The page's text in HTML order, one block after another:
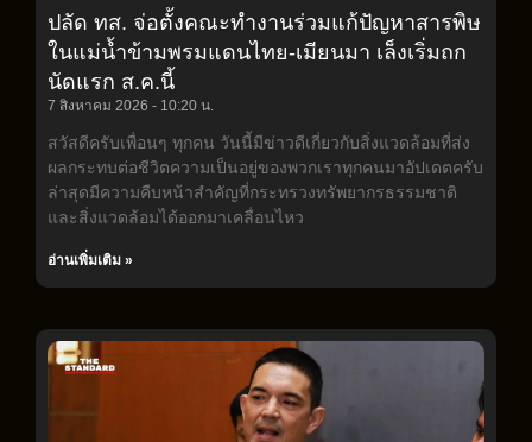
ปลัด ทส. จ่อตั้งคณะทำงานร่วมแก้ปัญหาสารพิษ
ในแม่น้ำข้ามพรมแดนไทย-เมียนมา เล็งเริ่มถก
นัดแรก ส.ค.นี้
7 สิงหาคม 2026 10:20 น.
สวัสดีครับเพื่อนๆ ทุกคน วันนี้มีข่าวดีเกี่ยวกับสิ่งแวดล้อมที่ส่ง
ผลกระทบต่อชีวิตความเป็นอยู่ของพวกเราทุกคนมาอัปเดตครับ
ล่าสุดมีความคืบหน้าสำคัญที่กระทรวงทรัพยากรธรรมชาติ
และสิ่งแวดล้อมได้ออกมาเคลื่อนไหว
อ่านเพิ่มเติม »